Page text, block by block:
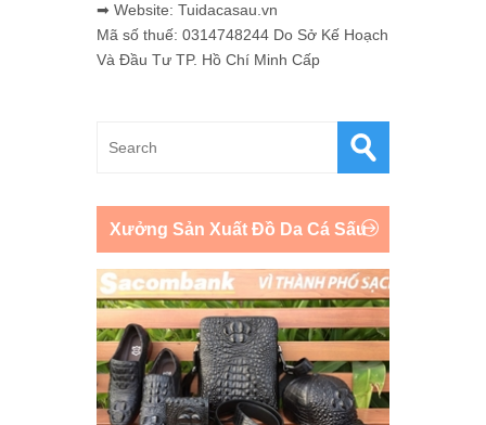
➡ Website: Tuidacasau.vn
Mã số thuế: 0314748244 Do Sở Kế Hoạch
Và Đầu Tư TP. Hồ Chí Minh Cấp
Xưởng Sản Xuất Đồ Da Cá Sấu